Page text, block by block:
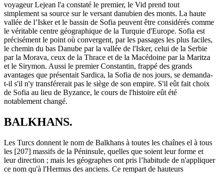
voyageur Lejean l'a constaté le premier, le Vid prend tout
simplement sa source sur le versant danubien des monts. La haute
vallée de l’Isker et le bassin de Sofia peuvent être considérés comme
le véritable centre géographique de la Turquie d'Europe. Sofia est
précisément le point où convergent, par les passages les plus faciles,
le chemin du bas Danube par la vallée de l'Isker, celui de la Serbie
par la Morava, ceux de la Thrace et de la Macédoine par la Maritza
et le Sirymon. Aussi le premier Constantin, frappé des grands
avantages que présentait Sardica, la Sofia de nos jours, se demanda-
t-il s'il n'y transférerait pas le siège de son empire. S'il eût fait choix
de Sofia au lieu de Byzance, le cours de l'histoire eût été
notablement changé.
BALKHANS.
Les Turcs donnent le nom de Balkhans à toutes les chaînes el à tous
les [207] massifs de la Péninsule, quelles que soient leur forme et
leur direction ; mais les géographes ont pris l’habitude de n'appliquer
ce nom qu'à l'Hermus des anciens. Ce rempart de hauteurs